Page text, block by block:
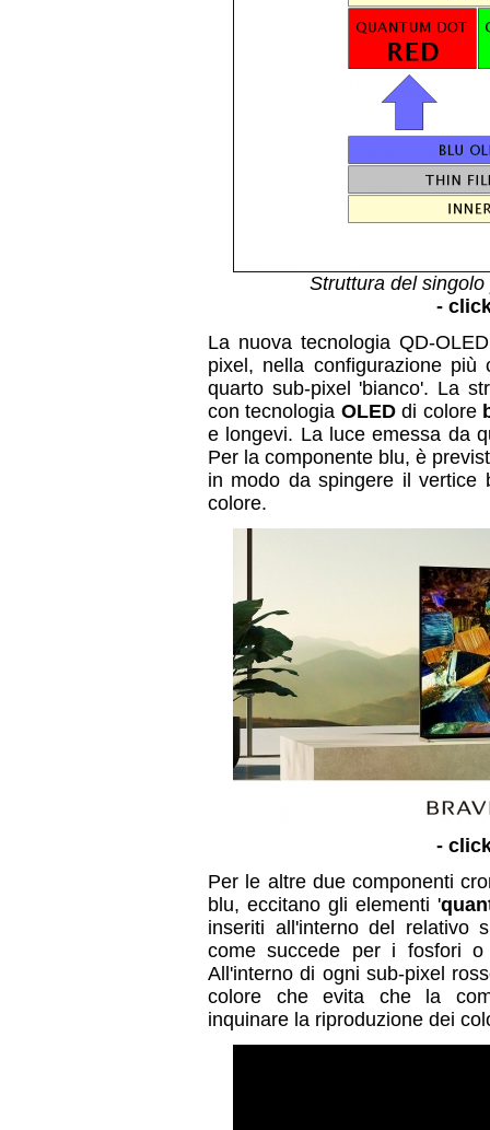
Struttura del
-
La nuova tecnologia QD-
pixel, nella configurazione
quarto sub-pixel 'bianco'. La
con tecnologia OLEDdi colore
e longevi. La luce emessa da
Per la componente blu, è
in modo da spingere il vertice
colore.
-
Per le altre due componenti
blu, eccitano gli elementi '
inseriti all'interno del relativo
come succede per i fosfori
All'interno di ogni sub-pixel
colore che evita che la
inquinare la riproduzione dei